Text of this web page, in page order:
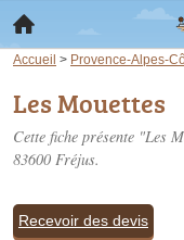
Accueil > Provence-Alpes-
Les Mouettes
Cette fiche présente "Les
83600 Fréjus.
Recevoir des devis